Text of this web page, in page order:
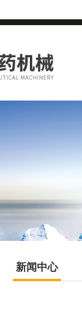
新闻中心